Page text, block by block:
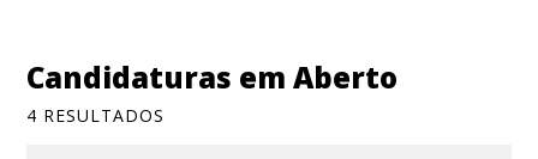
Candidaturas em Aberto
4 RESULTADOS